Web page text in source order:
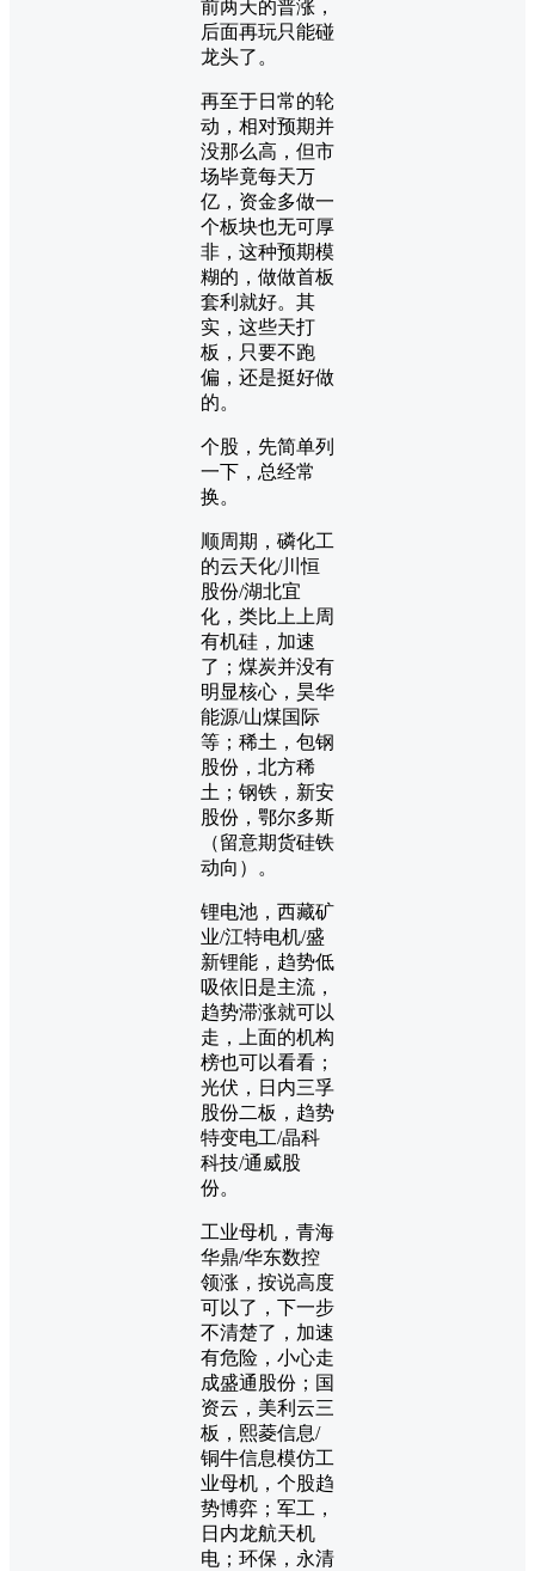
前两天的普涨，
后面再玩只能碰
龙头了。
再至于日常的轮
动，相对预期并
没那么高，但市
场毕竟每天万
亿，资金多做一
个板块也无可厚
非，这种预期模
糊的，做做首板
套利就好。其
实，这些天打
板，只要不跑
偏，还是挺好做
的。
个股，先简单列
一下，总经常
换。
顺周期，磷化工
的云天化/川恒
股份/湖北宜
化，类比上上周
有机硅，加速
了；煤炭并没有
明显核心，昊华
能源/山煤国际
等；稀土，包钢
股份，北方稀
土；钢铁，新安
股份，鄂尔多斯
（留意期货硅铁
动向）。
锂电池，西藏矿
业/江特电机/盛
新锂能，趋势低
吸依旧是主流，
趋势滞涨就可以
走，上面的机构
榜也可以看看；
光伏，日内三孚
股份二板，趋势
特变电工/晶科
科技/通威股
份。
工业母机，青海
华鼎/华东数控
领涨，按说高度
可以了，下一步
不清楚了，加速
有危险，小心走
成盛通股份；国
资云，美利云三
板，熙菱信息/
铜牛信息模仿工
业母机，个股趋
势博弈；军工，
日内龙航天机
电；环保，永清